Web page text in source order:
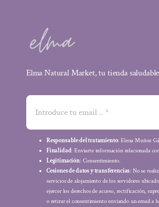
Elma Natural Market, tu tienda saludable
Responsable del tratamiento: Elena Muñoz
Finalidad: Enviarte información relacionada
Legitimación: Consentimiento.
Cesiones de datos y transferencias: No se
servicios de alojamiento de los servidores
ejercer los derechos de acceso, rectificación,
o retirar el consentimiento enviando un email a